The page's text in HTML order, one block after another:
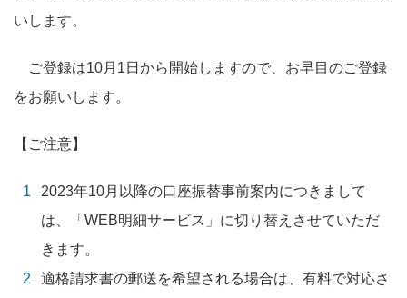
いします。
ご登録は10月1日から開始しますので、お早目のご登録
をお願いします。
【ご注意】
2023年10月以降の口座振替事前案内につきまして
は、「WEB明細サービス」に切り替えさせていただ
きます。
適格請求書の郵送を希望される場合は、有料で対応さ